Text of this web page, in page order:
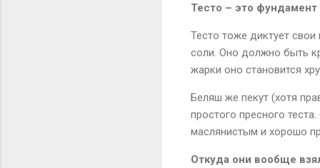
Тесто – это фундамент
Тесто тоже диктует
соли. Оно должно быть
жарки оно становится
Беляш же пекут (хотя
простого пресного
маслянистым и хорошо
Откуда они вообще